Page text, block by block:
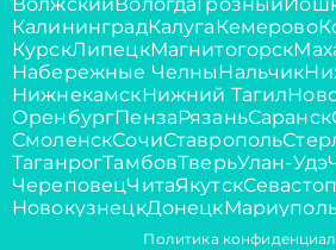
КалининградКалугаКемерово
КурскЛипецкМагнитогорск
Набережные ЧелныНальчик
НижнекамскНижний Тагил
ОренбургПензаРязаньСаранск
СмоленскСочиСтаврополь
ТаганрогТамбовТверьУлан-Удэ
ЧереповецЧитаЯкутск
НовокузнецкДонецк
Политика